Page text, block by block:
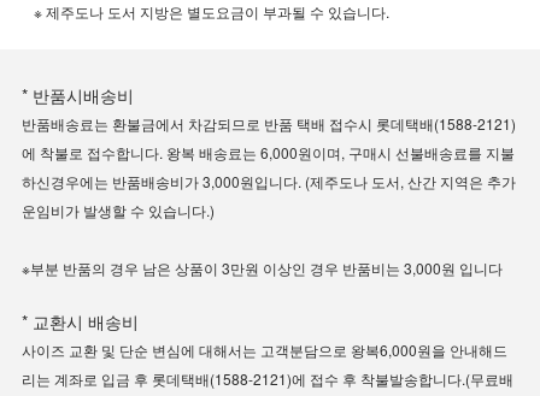
※ 제주도나 도서 지방은 별도요금이 부과될 수 있습니다.
* 반품시배송비
반품배송료는 환불금에서 차감되므로 반품 택배 접수시 롯데택배(1588-2121)
에 착불로 접수합니다. 왕복 배송료는 6,000원이며, 구매시 선불배송료를 지불
하신경우에는 반품배송비가 3,000원입니다. (제주도나 도서, 산간 지역은 추가
운임비가 발생할 수 있습니다.)
※부분 반품의 경우 남은 상품이 3만원 이상인 경우 반품비는 3,000원 입니다
* 교환시 배송비
사이즈 교환 및 단순 변심에 대해서는 고객분담으로 왕복6,000원을 안내해드
리는 계좌로 입금 후 롯데택배(1588-2121)에 접수 후 착불발송합니다.(무료배